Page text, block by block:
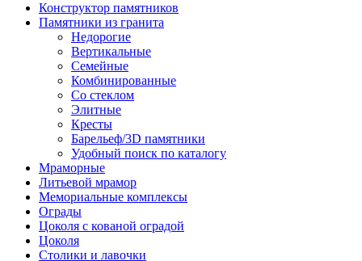
Конструктор памятников
Памятники из гранита
Недорогие
Вертикальные
Семейные
Комбинированные
Со стеклом
Элитные
Кресты
Барельеф/3D памятники
Удобный поиск по каталогу
Мраморные
Литьевой мрамор
Мемориальные комплексы
Ограды
Цоколя с кованой оградой
Цоколя
Столики и лавочки